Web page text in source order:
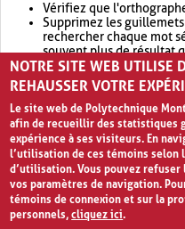
Vérifiez que
Supprimez les
rechercher chaque mot
souvent plus de résultat
Envisagez d'élargir votre
retournera souvent plus
NOTRE SITE WEB UTILISE
REHAUSSER VOTRE
Le site web de Polytechnique
afin de recueillir des statistiques
expérience à ses visiteurs. En
l’utilisation de ces témoins selon
d’utilisation. Vous pouvez
vos paramètres de navigation.
témoins de connexion et sur la
personnels,cliquez ici.